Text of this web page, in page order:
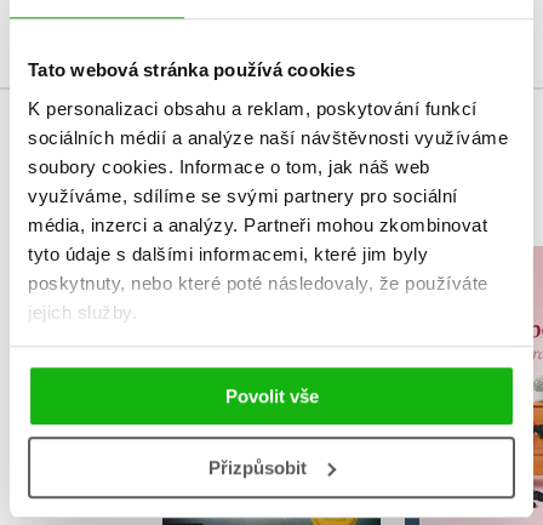
Tato webová stránka používá cookies
K personalizaci obsahu a reklam, poskytování funkcí
sociálních médií a analýze naší návštěvnosti využíváme
soubory cookies. Informace o tom, jak náš web
využíváme, sdílíme se svými partnery pro sociální
média, inzerci a analýzy. Partneři mohou zkombinovat
tyto údaje s dalšími informacemi, které jim byly
poskytnuty, nebo které poté následovaly, že používáte
jejich služby.
Povolit vše
Přizpůsobit
Přihlásit
MOHLO BY VÁS TAKÉ ZAJÍMAT
Mlčící pacientka
Do košíku
Sakra,
Linn
Do